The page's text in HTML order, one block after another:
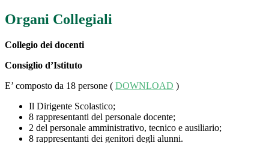
Organi Collegiali
Collegio dei docenti
Consiglio d’Istituto
E’ composto da 18 persone ( DOWNLOAD )
Il Dirigente Scolastico;
8 rappresentanti del personale docente;
2 del personale amministrativo, tecnico e ausiliario;
8 rappresentanti dei genitori degli alunni.